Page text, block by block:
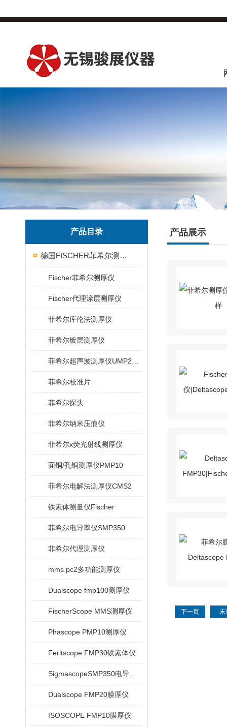
产品目录
德国FISCHER菲希尔测厚仪
Fischer菲希尔测厚仪
Fischer代理涂层测厚仪
菲希尔库伦法测厚仪
菲希尔镀层测厚仪
菲希尔校准片
菲希尔探头
菲希尔纳米压痕仪
菲希尔x荧光射线测厚仪
面铜/孔铜测厚仪PMP10
菲希尔电解法测厚仪CMS2
铁素体测量仪Fischer
菲希尔电导率仪SMP350
菲希尔代理测厚仪
mms pc2多功能测厚仪
Dualscope fmp100测厚仪
FischerScope MMS测厚仪
Phascope PMP10测厚仪
Feritscope FMP30铁素体仪
Dualscope FMP20膜厚仪
ISOSCOPE FMP10膜厚仪
产品展示
下一页 末